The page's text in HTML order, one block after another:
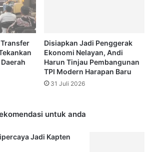
Disiapkan Jadi Penggerak
Ekonomi Nelayan, Andi
Harun Tinjau Pembangunan
TPI Modern Harapan Baru
31 Juli 2026
untuk anda
Jadi Kapten